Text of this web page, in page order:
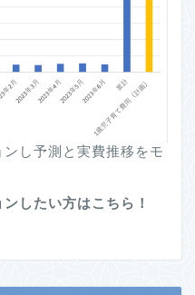
し予測と実費推移をモ
したい方はこちら！